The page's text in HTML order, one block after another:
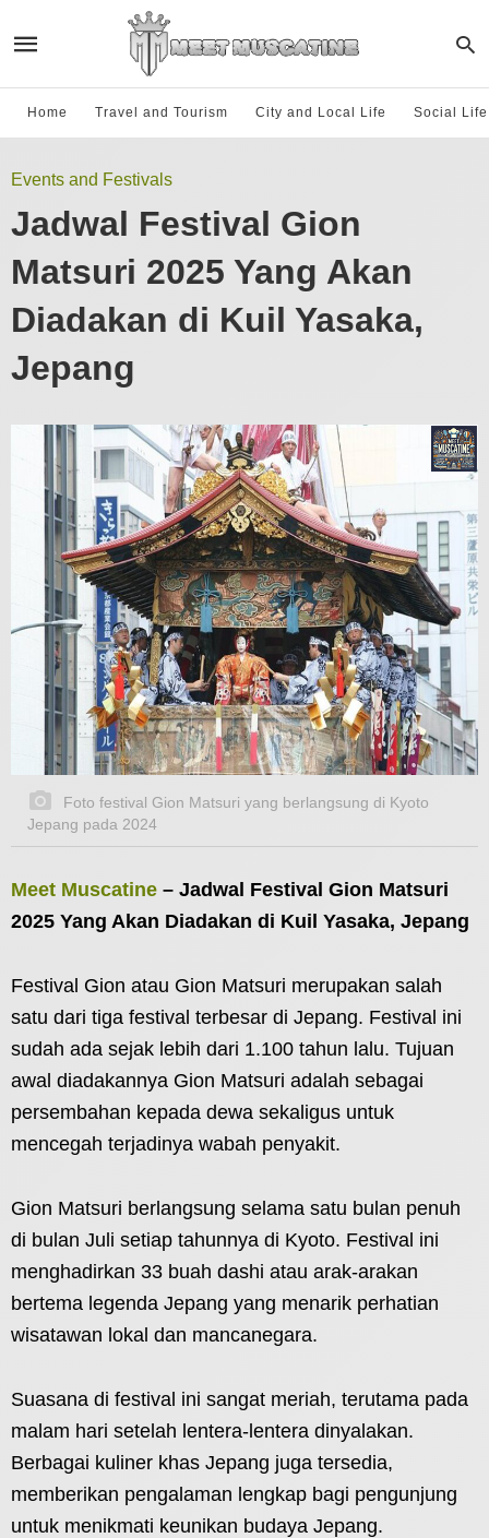
Home Travel and Tourism City and Local Life Social
Events and Festivals
Jadwal Festival Gion
Matsuri 2025 Yang Akan
Diadakan di Kuil Yasaka,
Jepang
Foto festival Gion Matsuri yang berlangsung di Kyoto
Jepang pada 2024
Meet Muscatine – Jadwal Festival Gion Matsuri
2025 Yang Akan Diadakan di Kuil Yasaka, Jepang
Festival Gion atau Gion Matsuri merupakan salah
satu dari tiga festival terbesar di Jepang. Festival ini
sudah ada sejak lebih dari 1.100 tahun lalu. Tujuan
awal diadakannya Gion Matsuri adalah sebagai
persembahan kepada dewa sekaligus untuk
mencegah terjadinya wabah penyakit.
Gion Matsuri berlangsung selama satu bulan penuh
di bulan Juli setiap tahunnya di Kyoto. Festival ini
menghadirkan 33 buah dashi atau arak-arakan
bertema legenda Jepang yang menarik perhatian
wisatawan lokal dan mancanegara.
Suasana di festival ini sangat meriah, terutama pada
malam hari setelah lentera-lentera dinyalakan.
Berbagai kuliner khas Jepang juga tersedia,
memberikan pengalaman lengkap bagi pengunjung
untuk menikmati keunikan budaya Jepang.